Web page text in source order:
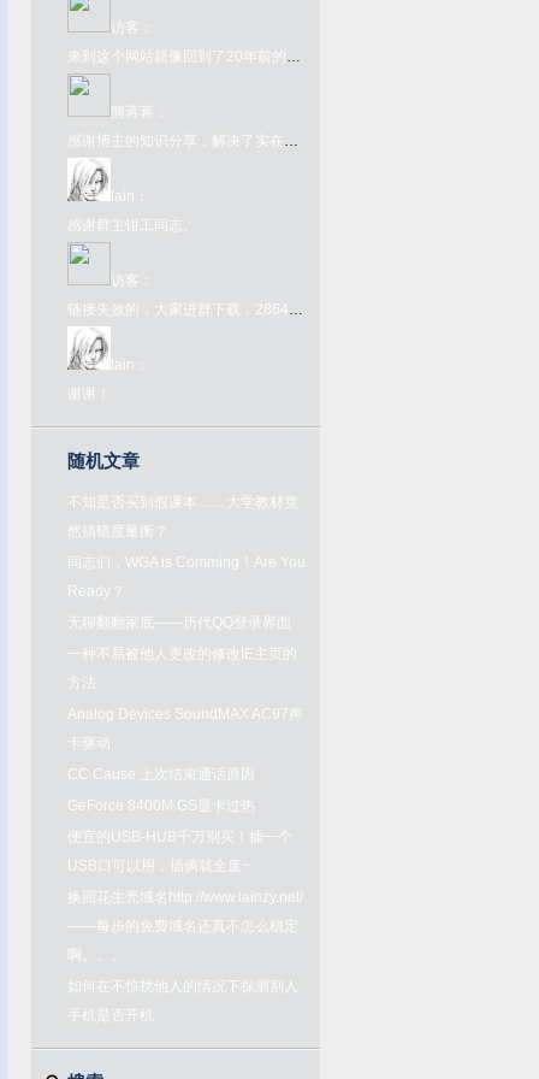
访客
来到这个网站就像回到了20年前的互联网一样，太酷了
熊蒋蒋
感谢博主的知识分享，解决了实在的问题
lain
感谢群主钳工同志。
访客
链接失效的，大家进群下载，286445907，欢迎大家来喝茶
lain
谢谢！
随机文章
不知是否买到假课本……大学教材竟
然搞错度量衡？
同志们，WGA is Comming！Are You
Ready？
无聊翻翻家底——历代QQ登录界面
一种不易被他人更改的修改IE主页的
方法
Analog Devices SoundMAX AC97声
卡驱动
CC Cause 上次结束通话原因
GeForce 8400M GS显卡过热
便宜的USB-HUB千万别买！插一个
USB口可以用，插俩就全废~
换回花生壳域名http://www.lainzy.net/
——每步的免费域名还真不怎么稳定
啊。。。
如何在不惊扰他人的情况下探测别人
手机是否开机